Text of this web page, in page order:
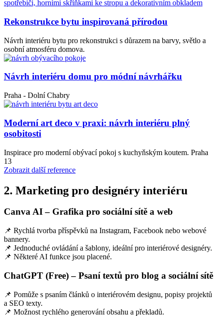
Rekonstrukce bytu inspirovaná přírodou
Návrh interiéru bytu pro rekonstrukci s důrazem na barvy, světlo a
osobní atmosféru domova.
Návrh interiéru domu pro módní návrhářku
Praha - Dolní Chabry
Moderní art deco v praxi: návrh interiéru plný
osobitosti
Inspirace pro moderní obývací pokoj s kuchyňským koutem. Praha
13
Zobrazit další reference
2. Marketing pro designéry interiéru
Canva AI – Grafika pro sociální sítě a web
📌 Rychlá tvorba příspěvků na Instagram, Facebook nebo webové
bannery.
📌 Jednoduché ovládání a šablony, ideální pro interiérové designéry.
📌 Některé AI funkce jsou placené.
ChatGPT (Free) – Psaní textů pro blog a sociální sítě
📌 Pomůže s psaním článků o interiérovém designu, popisy projektů
a SEO texty.
📌 Možnost rychlého generování obsahu a překladů.